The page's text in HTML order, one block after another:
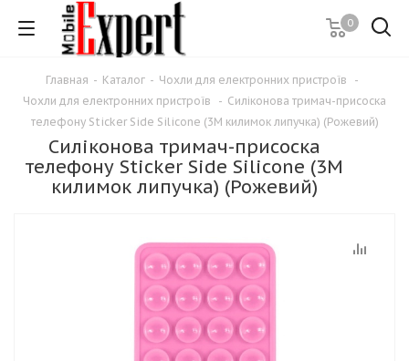
0
Главная - Каталог - Чохли для електронних пристроїв
-
Чохли для електронних пристроїв
- Силіконова тримач-присоска
телефону Sticker Side Silicone (3M килимок липучка) (Рожевий)
Силіконова тримач-присоска
телефону Sticker Side Silicone (3M
килимок липучка) (Рожевий)